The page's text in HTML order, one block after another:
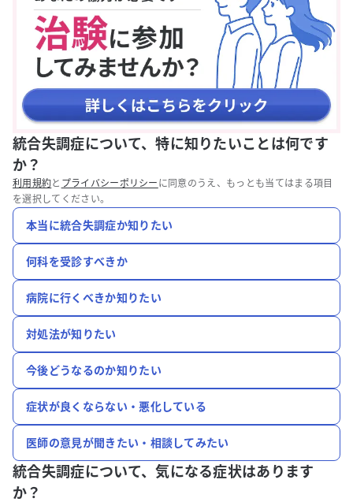
統合失調症について、特に知りたいことは何です
か？
利用規約と プライバシーポリシー に同意のうえ、もっとも当てはまる項目
を選択してください。
本当に統合失調症か知りたい
何科を受診すべきか
病院に行くべきか知りたい
対処法が知りたい
今後どうなるのか知りたい
症状が良くならない・悪化している
医師の意見が聞きたい・相談してみたい
統合失調症について、気になる症状はあります
か？